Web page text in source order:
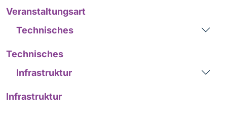
Veranstaltungsart
Technisches
Technisches
Infrastruktur
Infrastruktur